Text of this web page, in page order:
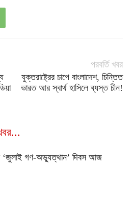
পরবর্তি খবর
যুক্তরাষ্ট্রের চাপে বাংলাদেশ, চিন্তিত
ভারত আর স্বার্থ হাসিলে ব্যস্ত চীন!
‘জুলাই গণ-অভ্যুত্থান’ দিবস আজ